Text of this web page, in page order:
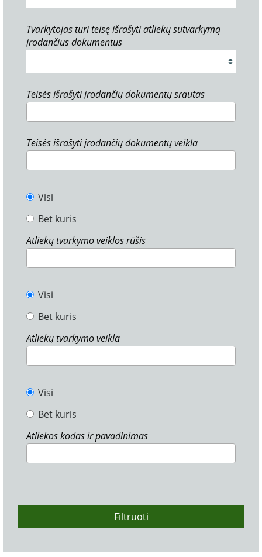
Tvarkytojas turi teisę išrašyti atliekų sutvarkymą
įrodančius dokumentus
Teisės išrašyti įrodančių dokumentų srautas
Teisės išrašyti įrodančių dokumentų veikla
Visi
Bet kuris
Atliekų tvarkymo veiklos rūšis
Visi
Bet kuris
Atliekų tvarkymo veikla
Visi
Bet kuris
Atliekos kodas ir pavadinimas
Filtruoti